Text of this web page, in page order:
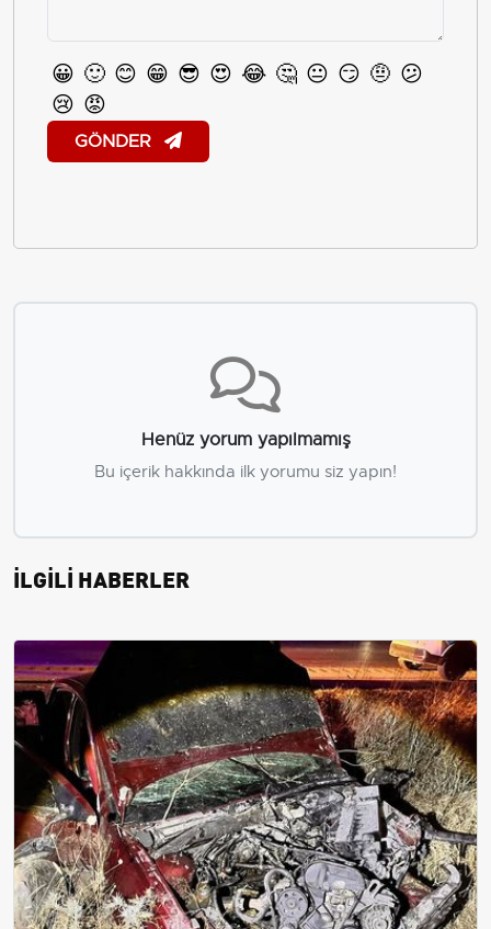
😀 🙂 😊 😁 😎 😍 😂 🤔 😐 😏 🤨 😕
😢 😡
GÖNDER
Henüz yorum yapılmamış
Bu içerik hakkında ilk yorumu siz yapın!
İLGİLİ HABERLER